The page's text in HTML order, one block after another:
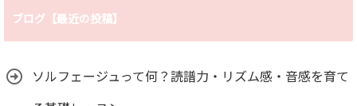
ブログ【最近の投稿】
ソルフェージュって何？読譜力・リズム感・音感を育て